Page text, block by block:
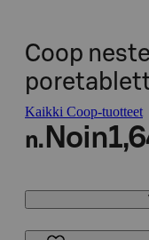
Coop
Kaikki Coop-tuotteet
n. Noin